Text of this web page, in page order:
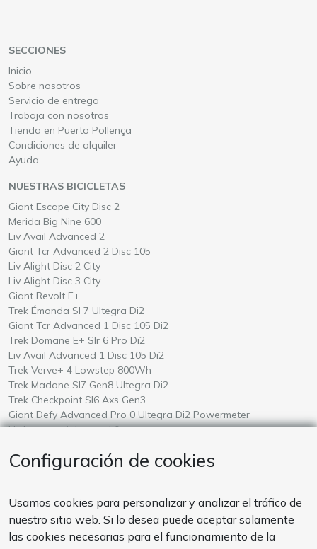
SECCIONES
Inicio
Sobre nosotros
Servicio de entrega
Trabaja con nosotros
Tienda en Puerto Pollença
Condiciones de alquiler
Ayuda
NUESTRAS BICICLETAS
Alquile una
Giant Escape City Disc 2
Alquile una
Merida Big Nine 600en Mallorca
Alquile una
Liv Avail Advanced 2
Alquile una
Giant Tcr Advanced 2 Disc 105
Alquile una
Liv Alight Disc 2 Cityen Mallorca
Alquile una
Liv Alight Disc 3 Cityen Mallorca
Alquile una
Giant Revolt E+
Alquile una
Trek Émonda Sl 7 Ultegra Di2
Alquile una
Giant Tcr Advanced 1 Disc 105 Di2
Alquile una
Trek Domane E+ Slr 6 Pro Di2
Alquile una
Liv Avail Advanced 1 Disc 105 Di2
Alquile una
Trek Verve+ 4 Lowstep 800Wh
Alquile una
Trek Madone Sl7 Gen8 Ultegra Di2
Alquile una
Trek Checkpoint Sl6 Axs Gen3
Alquile una
Giant Defy Advanced Pro 0 Ultegra Di2 Powermeteren Mallorca
Alquile una
Liv Langma Advanced 0en Mallorca
Alquile una
Amflow Test en Mallorca
Nuestros sistemas de pago són seguros. También aceptamos
pagos por transferencia bancaria
Configuración de cookies
Usamos cookies para personalizar y analizar el tráfico de
nuestro sitio web. Si lo desea puede aceptar solamente
las cookies necesarias para el funcionamiento de la